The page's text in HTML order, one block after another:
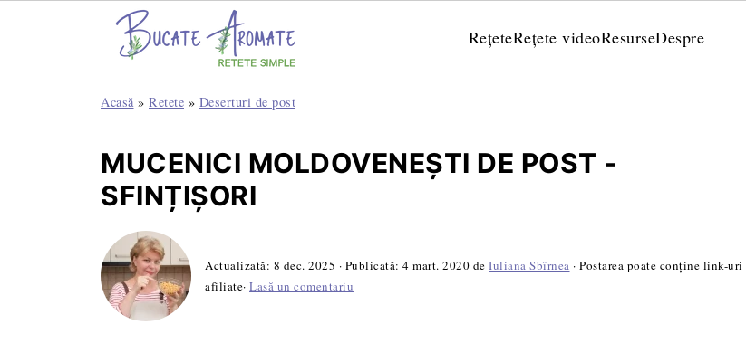
RețeteRețete videoResurseDespre
Acasă » Retete » Deserturi de post
MUCENICI MOLDOVENEȘTI DE POST -
SFINȚIȘORI
Actualizată: 8 dec. 2025 · Publicată: 4 mart. 2020 de Iuliana Sbîrnea · Postarea poate conține link-uri
afiliate· Lasă un comentariu